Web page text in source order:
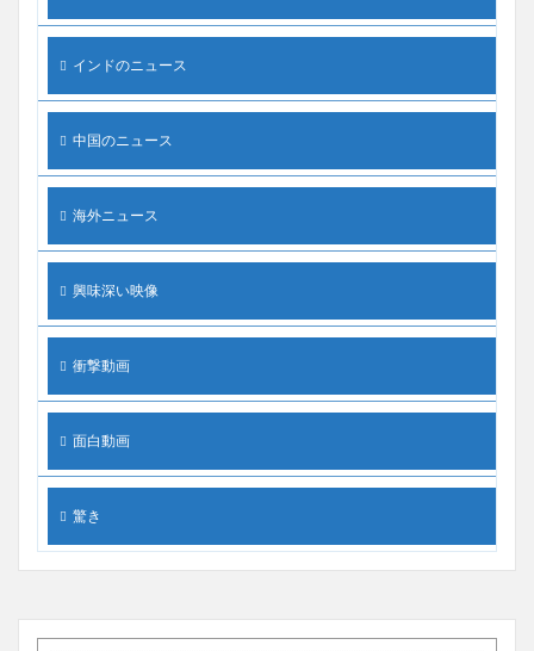
インドのニュース
中国のニュース
海外ニュース
興味深い映像
衝撃動画
面白動画
驚き